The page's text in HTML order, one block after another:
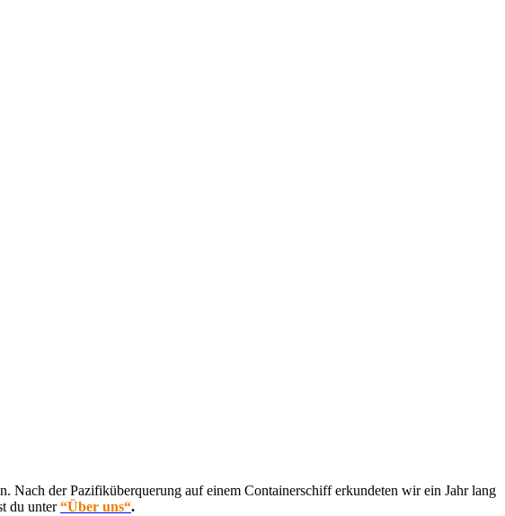
Nach der Pazifiküberquerung auf einem Containerschiff erkundeten wir ein Jahr lang
du unter“Über uns“.